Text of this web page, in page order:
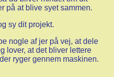
på at blive syet sammen.
sy dit projekt.
nogle af jer på vej, at dele
lover, at det bliver lettere
ryger gennem maskinen.